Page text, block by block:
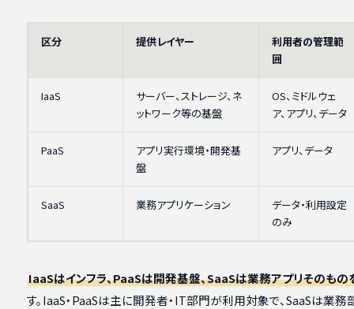
区分 提供レイヤー
利用者の管理範
囲
IaaS
サーバー、ストレージ、ネ
ットワーク等の基盤
OS、ミドルウェ
ア、アプリ、データ
PaaS
アプリ実行環境・開発基
盤
アプリ、データ
SaaS 業務アプリケーション
データ・利用設定
のみ
IaaSはインフラ、PaaSは開発基盤、SaaSは業務アプリそのもの
す。IaaS・PaaSは主に開発者・IT部門が利用対象で、SaaSは業